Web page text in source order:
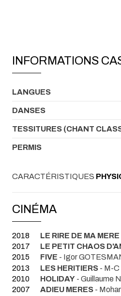
INFORMATIONS
LANGUES
DANSES
TESSITURES (CHANT
PERMIS
CARACTÉRISTIQUES
CINÉMA
2018 LE RIRE DE MA MERE
2017
LE PETIT CHAOS
2015
FIVE - Igor
2013
LES HERITIERS - M-
2010
HOLIDAY - Guillaume
2007
ADIEU MERES -